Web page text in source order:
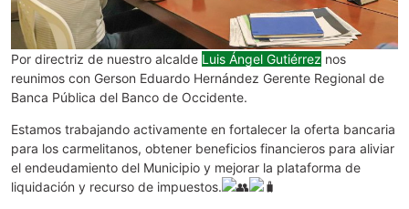
Por directriz de nuestro alcalde Luis Ángel Gutiérrez nos
reunimos con Gerson Eduardo Hernández Gerente Regional de
Banca Pública del Banco de Occidente.
Estamos trabajando activamente en fortalecer la oferta bancaria
para los carmelitanos, obtener beneficios financieros para aliviar
el endeudamiento del Municipio y mejorar la plataforma de
liquidación y recurso de impuestos.